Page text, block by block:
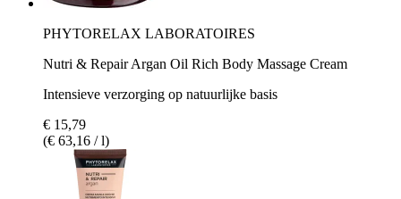
PHYTORELAX LABORATOIRES
Nutri & Repair Argan Oil Rich Body Massage Cream
Intensieve verzorging op natuurlijke basis
€ 15,79
(€ 63,16 / l)